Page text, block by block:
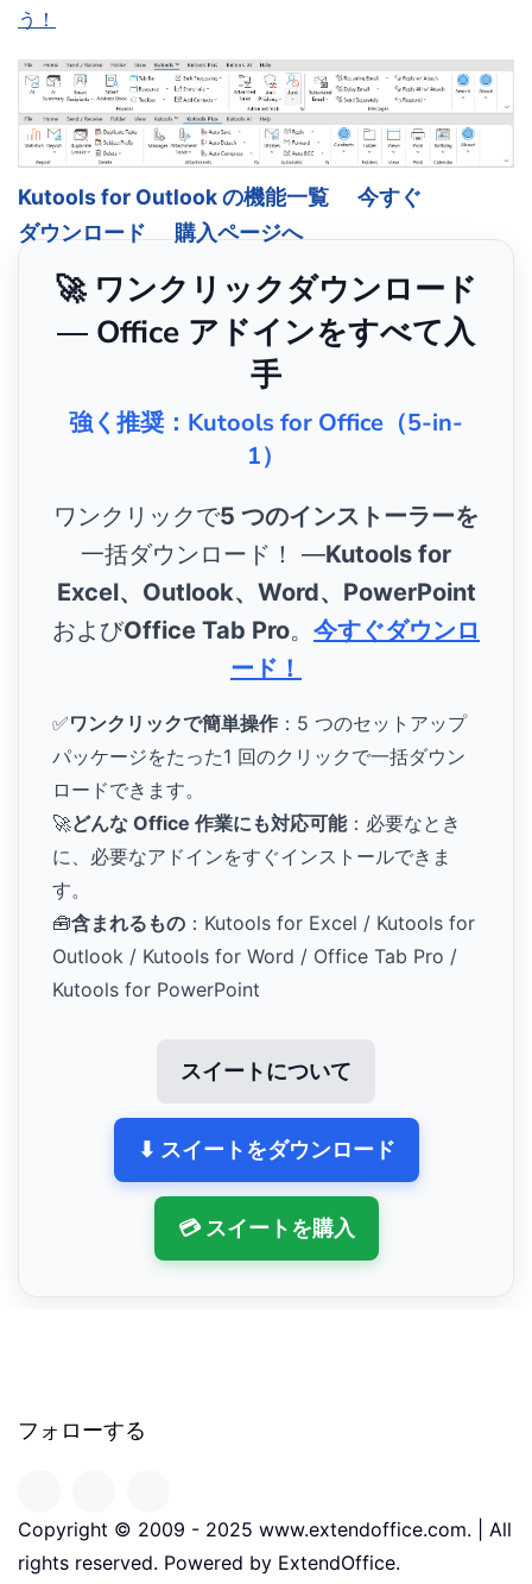
う！
Kutools for Outlook の機能一覧
今すぐ
ダウンロード
購入ページへ
🚀 ワンクリックダウンロード
— Office アドインをすべて入
手
強く推奨：Kutools for Office（5-in-
1）
ワンクリックで5 つのインストーラーを
一括ダウンロード！ ―Kutools for
Excel、Outlook、Word、PowerPoint
およびOffice Tab Pro。 今すぐダウンロ
ード！
✅ワンクリックで簡単操作 ：5 つのセットアップ
パッケージをたった1 回のクリックで一括ダウン
ロードできます。
🚀どんな Office 作業にも対応可能：必要なとき
に、必要なアドインをすぐインストールできま
す。
🧰含まれるもの ：Kutools for Excel / Kutools for
Outlook / Kutools for Word / Office Tab Pro /
Kutools for PowerPoint
スイートについて
⬇ スイートをダウンロード
💳 スイートを購入
フォローする
Copyright © 2009 - 2025 www.extendoffice.com. | All
rights reserved. Powered by ExtendOffice.